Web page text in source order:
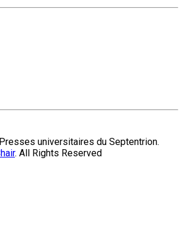
universitaires du Septentrion.
. All Rights Reserved